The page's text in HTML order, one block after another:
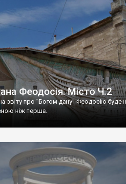
Феодосія. Місто Ч.2
звіту про "Богом дану" Феодосію буде
ніж перша.